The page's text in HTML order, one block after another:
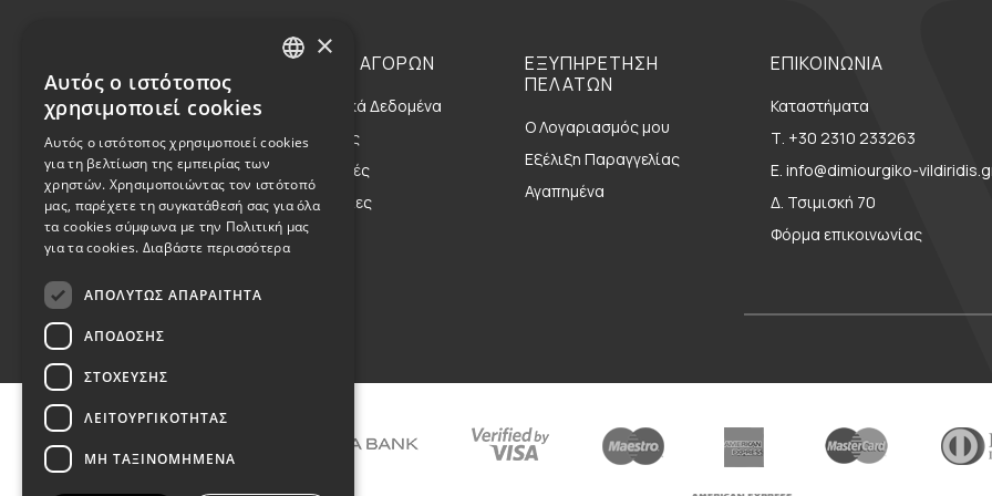
Η Οικογένεια
Η Φιλοσοφία μας
Η Κληρονομιά μας
ΟΔΗΓΙΕΣ ΑΓΟΡΩΝ
Προσωπικά Δεδομένα
Αποστολές
Επιστροφές
Παραγγελίες
ΕΞΥΠΗΡΕΤΗΣΗ
ΠΕΛΑΤΩΝ
Ο Λογαριασμός μου
Εξέλιξη Παραγγελίας
Αγαπημένα
ΕΠΙΚΟΙΝΩΝΙΑ
Καταστήματα
Τ. +30 2310 233263
E. info@dimiourgiko-
Δ. Τσιμισκή 70
Φόρμα επικοινωνίας
Όροι Χρήσης
×
Αυτός ο ιστότοπος
χρησιμοποιεί cookies
Αυτός ο ιστότοπος χρησιμοποιεί cookies
για τη βελτίωση της εμπειρίας των
χρηστών. Χρησιμοποιώντας τον ιστότοπό
μας, παρέχετε τη συγκατάθεσή σας για όλα
τα cookies σύμφωνα με την Πολιτική μας
για τα cookies. Διαβάστε περισσότερα
ΑΠΟΛΎΤΩΣ ΑΠΑΡΑΊΤΗΤΑ
ΑΠΌΔΟΣΗΣ
ΣΤΌΧΕΥΣΗΣ
ΛΕΙΤΟΥΡΓΙΚΌΤΗΤΑΣ
ΜΗ ΤΑΞΙΝΟΜΗΜΈΝΑ